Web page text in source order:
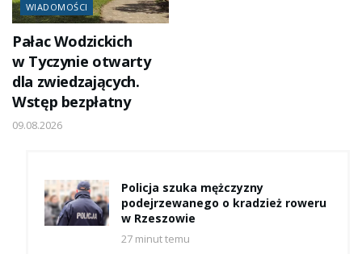
WIADOMOŚCI
Pałac Wodzickich
w Tyczynie otwarty
dla zwiedzających.
Wstęp bezpłatny
09.08.2026
Policja szuka mężczyzny
podejrzewanego o kradzież roweru
w Rzeszowie
27 minut temu